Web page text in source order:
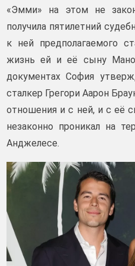
«Эмми» на этом не
получила пятилетний
к ней предполагаемого
жизнь ей и её сыну
документах София
сталкер Грегори Аарон
отношения и с ней, и с её
незаконно проникал на
Анджелесе.